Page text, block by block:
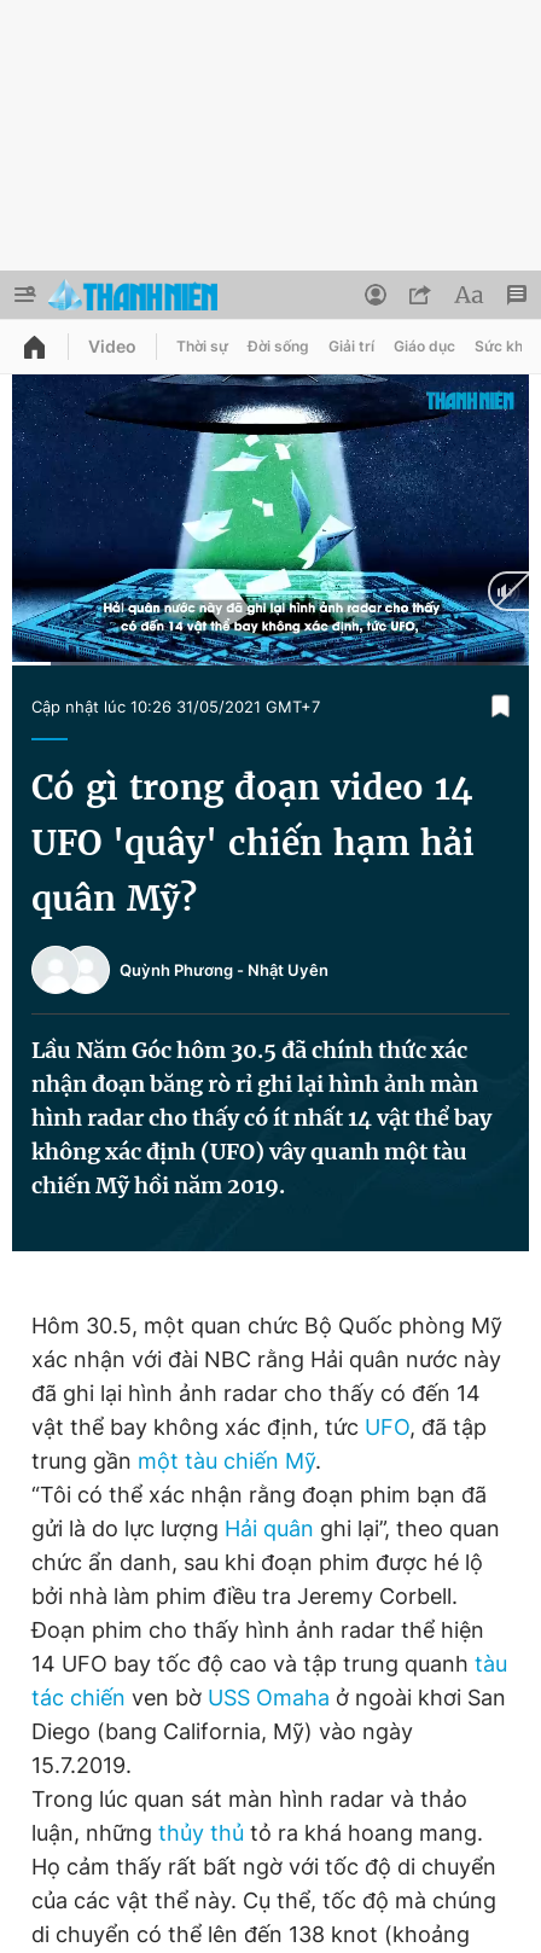
QUẢNG CÁO
Chuyên mục
Chuyên mục khác
Chào ngày mới Tin 24h
Tin thị trường Tin 360
Video Magazine
Sản phẩm khác
Tiện ích
Thông tin tòa soạn Liên hệ quảng cáo
Đọc Thanh Niên trên điện thoại
Hotline
0906 645 777
Liên hệ quảng cáo
0908 780 404
Đặt báo Quảng cáo RSS Tòa soạn
Tổng biên tập: Nguyễn Ngọc Toàn
Phó tổng biên tập thường trực: Hải Thành
Phó tổng biên tập: Lâm Hiếu Dũng
Phó tổng biên tập: Trần Việt Hưng
Tổng thư ký tòa soạn: Đức Trung
Giấy phép xuất bản số 110/GP - BTTTT cấp ngày 24.3.2020
© 2003-2026 Bản quyền thuộc về Báo Thanh Niên. Cấm sao
chép dưới mọi hình thức nếu không có sự chấp thuận bằng văn
bản. Phát triển bởi ePi Technologies, JSC.
Thông tin tài khoản
Đổi mật khẩu
Tin đã lưu
Tin đã xem
Đăng xuất
Video Thời sự Đời sống Giải trí Giáo dục Sức khỏe
Time
Cập nhật lúc 10:26 31/05/2021 GMT+7
Có gì trong đoạn video 14
UFO 'quây' chiến hạm hải
quân Mỹ?
Quỳnh Phương - Nhật Uyên
Lầu Năm Góc hôm 30.5 đã chính thức xác
nhận đoạn băng rò rỉ ghi lại hình ảnh màn
hình radar cho thấy có ít nhất 14 vật thể bay
không xác định (UFO) vây quanh một tàu
chiến Mỹ hồi năm 2019.
Hôm 30.5, một quan chức Bộ Quốc phòng Mỹ
xác nhận với đài NBC rằng Hải quân nước này
đã ghi lại hình ảnh radar cho thấy có đến 14
vật thể bay không xác định, tức UFO, đã tập
trung gần một tàu chiến Mỹ.
“Tôi có thể xác nhận rằng đoạn phim bạn đã
gửi là do lực lượng Hải quân ghi lại”, theo quan
chức ẩn danh, sau khi đoạn phim được hé lộ
bởi nhà làm phim điều tra Jeremy Corbell.
Đoạn phim cho thấy hình ảnh radar thể hiện
14 UFO bay tốc độ cao và tập trung quanh tàu
tác chiến ven bờ USS Omaha ở ngoài khơi San
Diego (bang California, Mỹ) vào ngày
15.7.2019.
Trong lúc quan sát màn hình radar và thảo
luận, những thủy thủ tỏ ra khá hoang mang.
Họ cảm thấy rất bất ngờ với tốc độ di chuyển
của các vật thể này. Cụ thể, tốc độ mà chúng
di chuyển có thể lên đến 138 knot (khoảng